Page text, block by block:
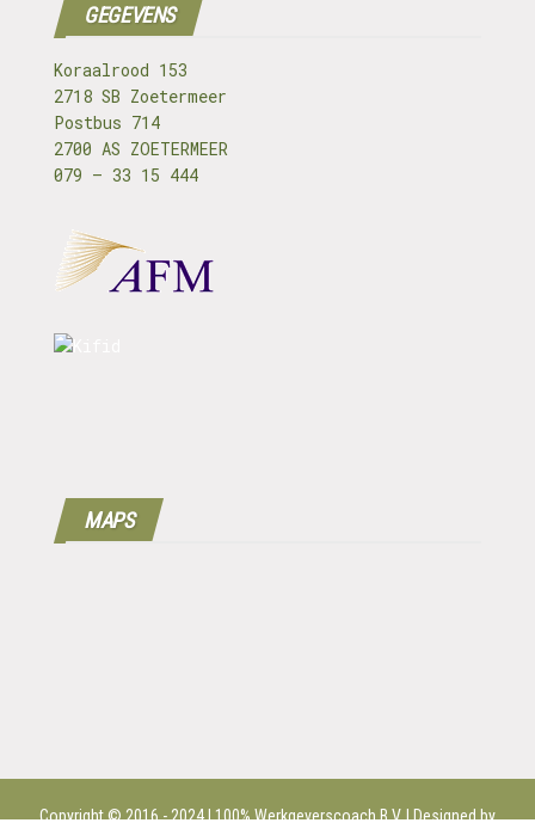
GEGEVENS
Koraalrood 153
2718 SB Zoetermeer
Postbus 714
2700 AS ZOETERMEER
079 – 33 15 444
MAPS
Copyright © 2016 - 2024 | 100%Werkgeverscoach B.V.| Designed by